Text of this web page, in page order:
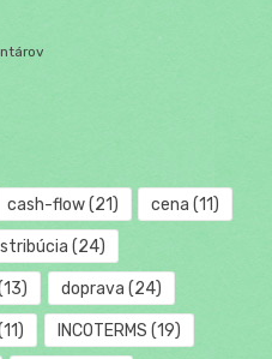
cash-flow(21) cena (11)
(24)
doprava (24)
INCOTERMS (19)